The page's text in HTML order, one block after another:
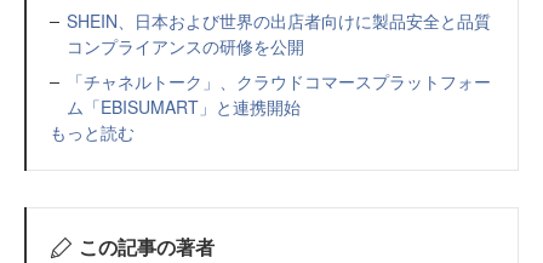
SHEIN、日本および世界の出店者向けに製品安全と品質
コンプライアンスの研修を公開
「チャネルトーク」、クラウドコマースプラットフォー
ム「EBISUMART」と連携開始
もっと読む
この記事の著者